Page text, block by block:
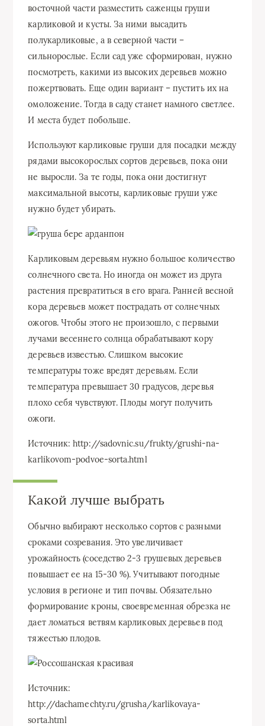
восточной части разместить саженцы груши
карликовой и кусты. За ними высадить
полукарликовые, а в северной части –
сильнорослые. Если сад уже сформирован, нужно
посмотреть, какими из высоких деревьев можно
пожертвовать. Еще один вариант – пустить их на
омоложение. Тогда в саду станет намного светлее.
И места будет побольше.
Используют карликовые груши для посадки между
рядами высокорослых сортов деревьев, пока они
не выросли. За те годы, пока они достигнут
максимальной высоты, карликовые груши уже
нужно будет убирать.
Карликовым деревьям нужно большое количество
солнечного света. Но иногда он может из друга
растения превратиться в его врага. Ранней весной
кора деревьев может пострадать от солнечных
ожогов. Чтобы этого не произошло, с первыми
лучами весеннего солнца обрабатывают кору
деревьев известью. Слишком высокие
температуры тоже вредят деревьям. Если
температура превышает 30 градусов, деревья
плохо себя чувствуют. Плоды могут получить
ожоги.
Источник: http://sadovnic.su/frukty/grushi-na-
karlikovom-podvoe-sorta.html
Какой лучше выбрать
Обычно выбирают несколько сортов с разными
сроками созревания. Это увеличивает
урожайность (соседство 2-3 грушевых деревьев
повышает ее на 15-30 %). Учитывают погодные
условия в регионе и тип почвы. Обязательно
формирование кроны, своевременная обрезка не
дает ломаться ветвям карликовых деревьев под
тяжестью плодов.
Источник:
http://dachamechty.ru/grusha/karlikovaya-
sorta.html